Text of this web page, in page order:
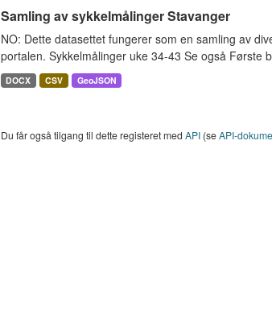
Samling av sykkelmålinger Stavanger
NO: Dette datasettet fungerer som en samling av
portalen. Sykkelmålinger uke 34-43 Se også Første
DOCX CSV GeoJSON
Du får også tilgang til dette registeret med API(seAPI-